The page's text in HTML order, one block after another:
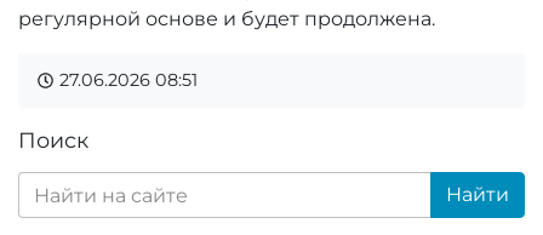
регулярной основе и будет продолжена.
27.06.2026 08:51
Поиск
Найти